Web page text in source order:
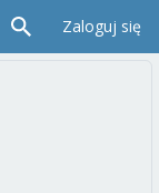
Zaloguj się